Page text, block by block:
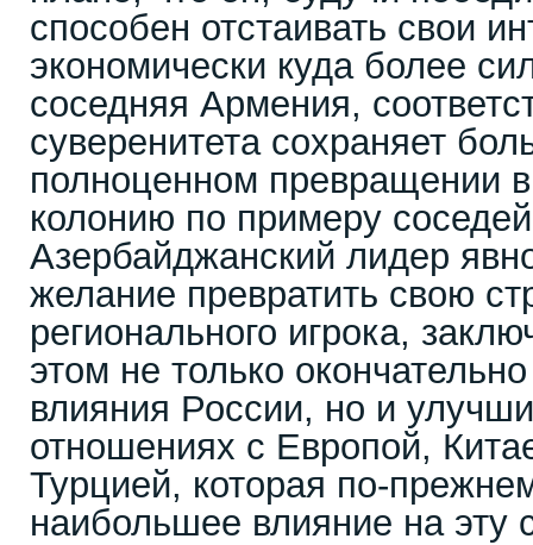
способен отстаивать свои
экономически куда более
соседняя Армения,
суверенитета сохраняет
полноценном превращении
колонию по примеру
Азербайджанский лидер
желание превратить свою
регионального игрока,
этом не только
влияния России, но и
отношениях с Европой,
Турцией, которая по-
наибольшее влияние на эту